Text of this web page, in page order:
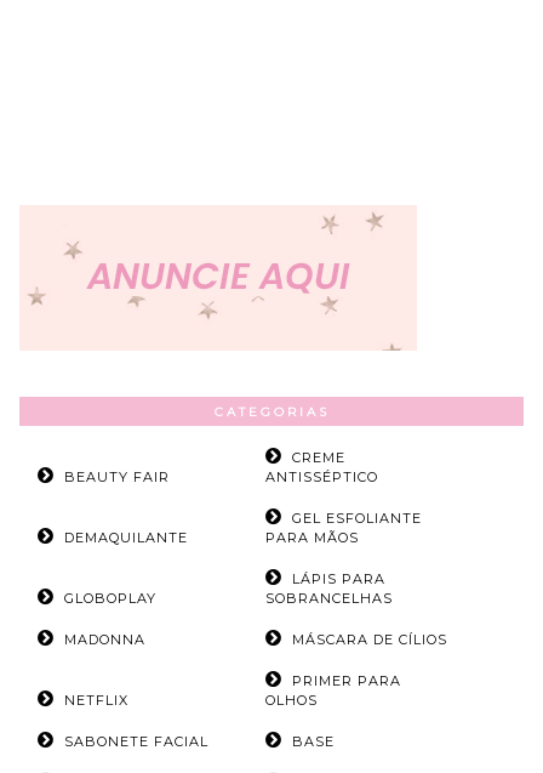
CATEGORIAS
BEAUTY FAIR
CREME
ANTISSÉPTICO
DEMAQUILANTE
GEL ESFOLIANTE
PARA MÃOS
GLOBOPLAY
LÁPIS PARA
SOBRANCELHAS
MADONNA MÁSCARA DE CÍLIOS
NETFLIX
PRIMER PARA
OLHOS
SABONETE FACIAL BASE